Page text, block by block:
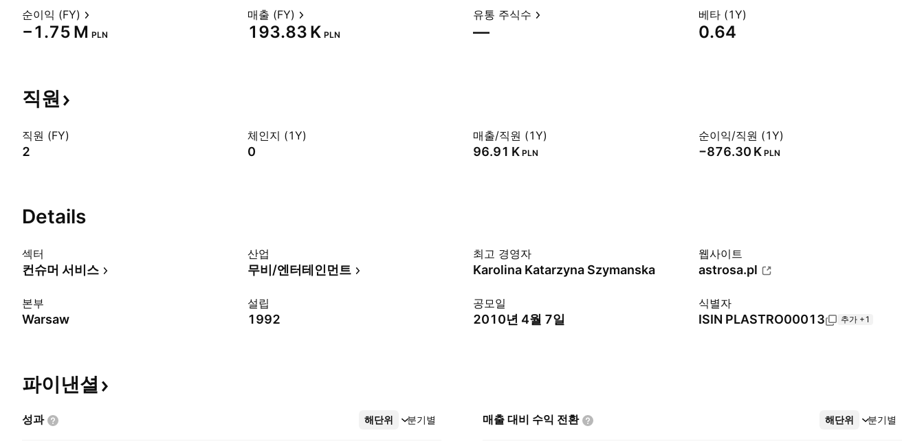
순이익 (FY)
‪−1.75 M‬ PLN
매출 (FY)
‪193.83 K‬ PLN
유통 주식수
—
베타 (1Y)
0.64
직원
직원 (FY)
2
체인지 (1Y)
0
매출/직원 (1Y)
‪96.91 K‬ PLN
순이익/직원 (1Y)
‪−876.30 K‬ PLN
Details
섹터
컨슈머 서비스
산업
무비/엔터테인먼트
최고 경영자
Karolina Katarzyna Szymanska
웹사이트
astrosa.pl
본부
Warsaw
설립
1992
공모일
2010년 4월 7일
식별자
ISIN PLASTRO00013 추가 +1
파이낸셜
성과 해단위 분기별
더보기 매출 대비 수익 전환 해단위 분기별
더보기